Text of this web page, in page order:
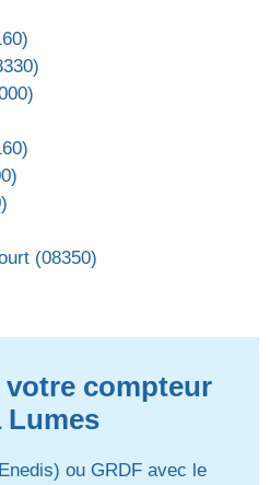
(08350)
votre compteur
Lumes
ou GRDF avec le